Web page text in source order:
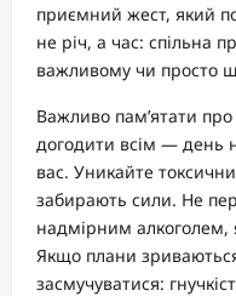
приємний жест, який
не річ, а час: спільна
важливому чи просто
Важливо пам’ятати
догодити всім — день
вас. Уникайте
забирають сили. Не
надмірним алкоголем,
Якщо плани
засмучуватися: